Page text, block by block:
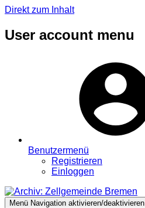
Direkt zum Inhalt
User account menu
Benutzermenü
Registrieren
Einloggen
Menü Navigation aktivieren/deaktivieren